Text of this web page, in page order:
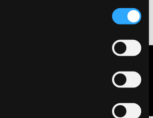
della serata ogni tavolo,
logo già creato nei giorni precedenti dai
lavori fatti che verranno affissi a creare un
di qualità. Previsto un premio
lavoro. Lo scambio intergenerazionale
Contattaci